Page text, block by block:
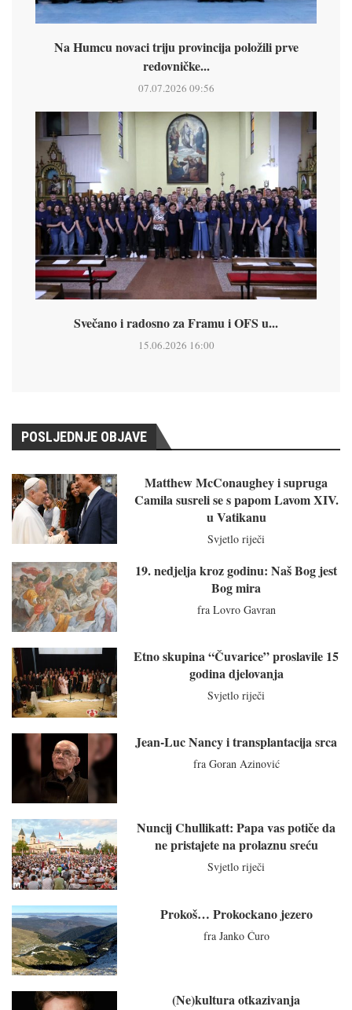
Na Humcu novaci triju provincija položili prve
redovničke...
07.07.2026 09:56
Svečano i radosno za Framu i OFS u...
15.06.2026 16:00
POSLJEDNJE OBJAVE
Matthew McConaughey i supruga
Camila susreli se s papom Lavom XIV.
u Vatikanu
Svjetlo riječi
19. nedjelja kroz godinu: Naš Bog jest
Bog mira
fra Lovro Gavran
Etno skupina “Čuvarice” proslavile 15
godina djelovanja
Svjetlo riječi
Jean-Luc Nancy i transplantacija srca
fra Goran Azinović
Nuncij Chullikatt: Papa vas potiče da
ne pristajete na prolaznu sreću
Svjetlo riječi
Prokoš… Prokockano jezero
fra Janko Ćuro
(Ne)kultura otkazivanja